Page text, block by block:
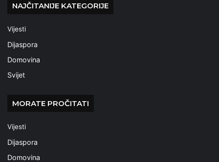
NAJČITANIJE KATEGORIJE
Vijesti
Dijaspora
Domovina
Svijet
MORATE PROČITATI
Vijesti
Dijaspora
Domovina